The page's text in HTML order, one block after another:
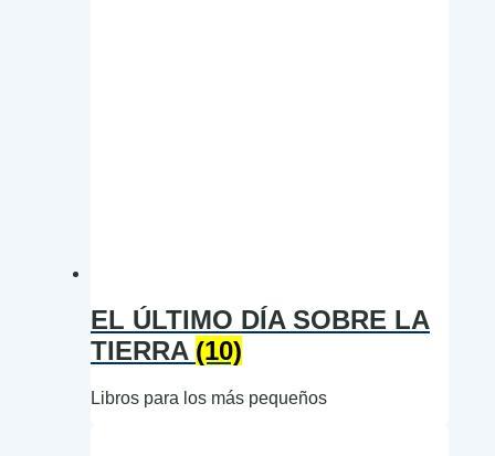
EL ÚLTIMO DÍA SOBRE LA
TIERRA (10)
Libros para los más pequeños